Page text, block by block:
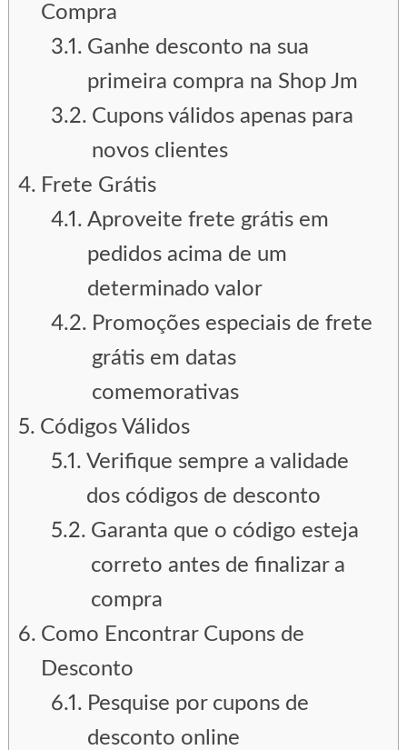
Compra
Ganhe desconto na sua
primeira compra na Shop Jm
Cupons válidos apenas para
novos clientes
Frete Grátis
Aproveite frete grátis em
pedidos acima de um
determinado valor
Promoções especiais de frete
grátis em datas
comemorativas
Códigos Válidos
Verifique sempre a validade
dos códigos de desconto
Garanta que o código esteja
correto antes de finalizar a
compra
Como Encontrar Cupons de
Desconto
Pesquise por cupons de
desconto online